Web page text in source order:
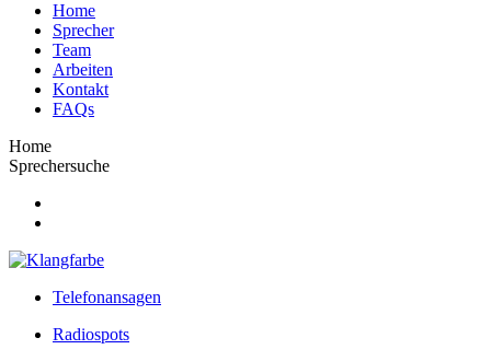
Home
Sprecher
Team
Arbeiten
Kontakt
FAQs
Home
Sprechersuche
Telefonansagen
Radiospots